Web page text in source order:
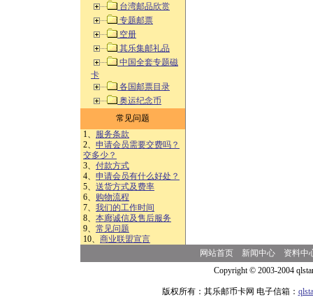
台湾邮品欣赏
专题邮票
空册
其乐集邮礼品
中国全套专题磁
卡
各国邮票目录
奥运纪念币
常见问题
1、 服务条款
2、 申请会员需要交费吗？
交多少？
3、 付款方式
4、 申请会员有什么好处？
5、 送货方式及费率
6、 购物流程
7、 我们的工作时间
8、 本廊诚信及售后服务
9、 常见问题
10、 商业联盟宣言
网站首页 新闻中心
资料中
Copyright © 2003-2004
版权所有：其乐邮币卡网 电子信箱：